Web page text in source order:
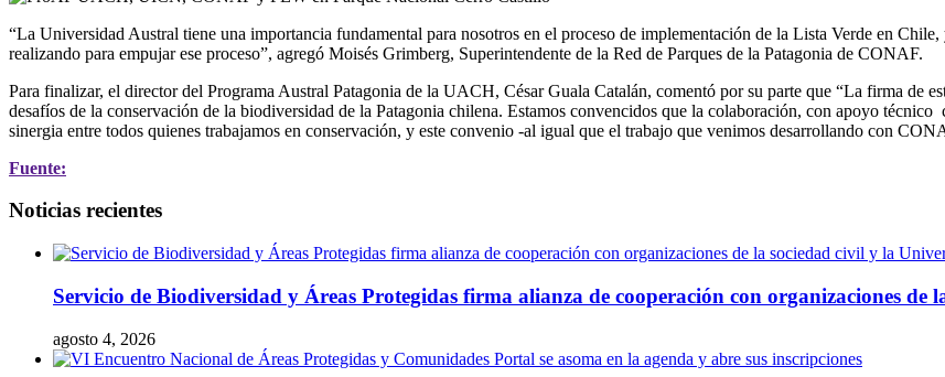
“La Universidad Austral tiene una importancia fundamental para nosotros en el proceso de implementación de la Lista Verde en
realizando para empujar ese proceso”, agregó Moisés Grimberg, Superintendente de la Red de Parques de la Patagonia de CONAF.
Para finalizar, el director del Programa Austral Patagonia de la UACH, César Guala Catalán, comentó por su parte que “La firma de
desafíos de la conservación de la biodiversidad de la Patagonia chilena. Estamos convencidos que la colaboración, con apoyo
sinergia entre todos quienes trabajamos en conservación, y este convenio -al igual que el trabajo que venimos desarrollando con
Fuente:
Noticias recientes
Servicio de Biodiversidad y Áreas Protegidas firma alianza de cooperación con organizaciones
agosto 4, 2026